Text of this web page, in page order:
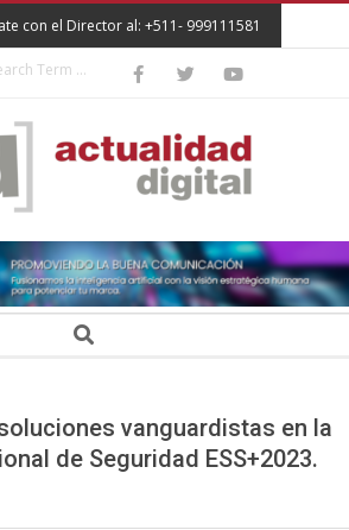
con el Director al: +511- 999111581
Search
vanguardistas en la
de Seguridad ESS+2023.